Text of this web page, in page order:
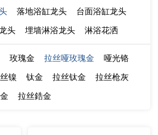
落地浴缸龙头
台面浴缸龙头
头
埋墙淋浴龙头 淋浴花洒
玫瑰金 拉丝哑玫瑰金
哑光铬
镍 钛金 拉丝钛金
拉丝枪灰
拉丝鋯金